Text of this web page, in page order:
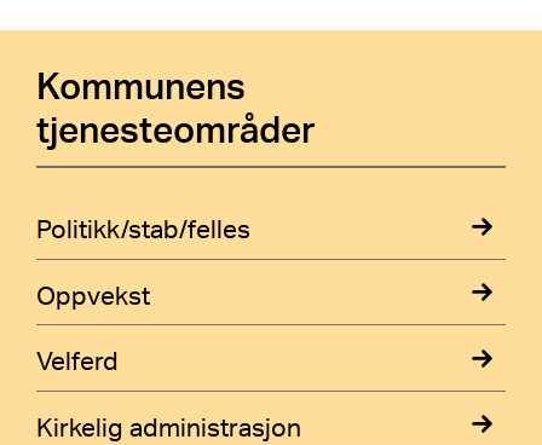
Kommunens
tjenesteområder
Politikk/stab/felles
Oppvekst
Velferd
Kirkelig administrasjon